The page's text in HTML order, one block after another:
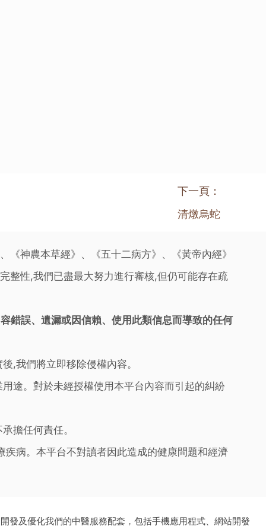
下一頁：
清燉烏蛇
神農本草經》、《五十二病方》、《黃帝內經》
整性,我們已盡最大努力進行審核,但仍可能存在疏
錯誤、遺漏或因信賴、使用此類信息而導致的任何
,我們將立即移除侵權內容。
途。對於未經授權使用本平台內容而引起的糾紛
擔任何責任。
病。本平台不對讀者因此造成的健康問題和經濟
發及優化我們的中醫服務配套，包括手機應用程式、網站開發